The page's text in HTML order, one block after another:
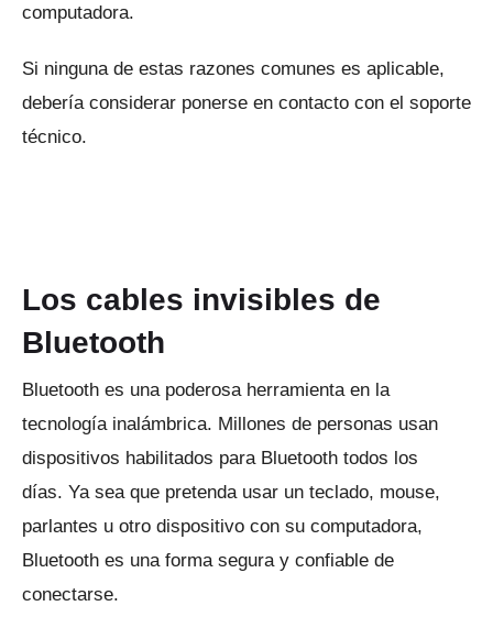
computadora.
Si ninguna de estas razones comunes es aplicable,
debería considerar ponerse en contacto con el soporte
técnico.
Los cables invisibles de
Bluetooth
Bluetooth es una poderosa herramienta en la
tecnología inalámbrica. Millones de personas usan
dispositivos habilitados para Bluetooth todos los
días. Ya sea que pretenda usar un teclado, mouse,
parlantes u otro dispositivo con su computadora,
Bluetooth es una forma segura y confiable de
conectarse.